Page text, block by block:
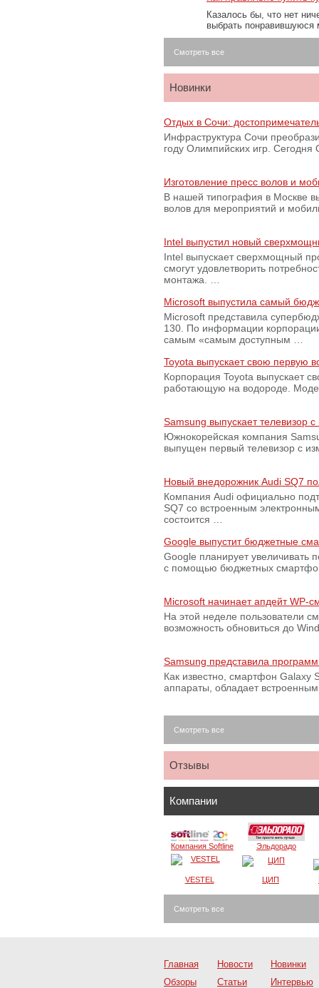
Казалось бы, что нет
выбрать
Смотреть все
Новинки
Отдых в Сочи:
Инфраструктура Сочи
году Олимпийских игр.
Изготовление пресс волов и
В нашей типография в Москве
волов для мероприятий и
Intel выпустил новый
Intel выпускает сверхмощный
смогут удовлетворить
монтажа. …
Microsoft выпустила самый
Microsoft представила
130. По информации
самым «самым доступным …
Toyota выпускает свою первую
Корпорация Toyota выпускает
работающую на водороде.
Samsung выпускает телевизор
Южнокорейская компания
выпущен первый телевизор с
Новый внедорожник Audi SQ7
Компания Audi официально
SQ7 со встроенным
состоится …
Google выпустит бюджетные
Google планирует увеличивать
с помощью бюджетных
Microsoft начинает апдейт WP-
На этой неделе пользователи
возможность обновиться до
Samsung представила
Как известно, смартфон Galaxy
аппараты, обладает
Смотреть все
Отзывы
Компании
Компания Softline Эльдорадо
VESTEL ЦИП
Смотреть все
Главная Новости
Новинки
Обзоры
Статьи
Интервью